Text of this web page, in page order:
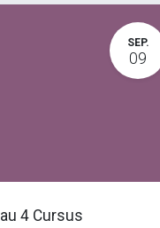
SEP.
09
4 Cursus